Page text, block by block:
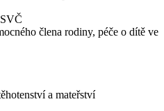
člena rodiny, péče o dítě ve
a mateřství